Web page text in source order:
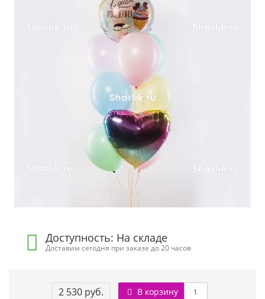
Доступность: На складе
Доставим сегодня при заказе до 20 часов
2 530 руб. В корзину